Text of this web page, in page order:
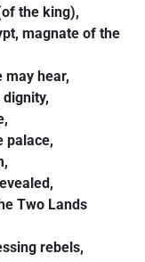
the king),
magnate of the
hear,
palace,
Two Lands
rebels,